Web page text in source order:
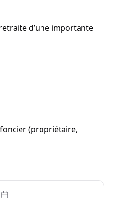
d’une importante
(propriétaire,